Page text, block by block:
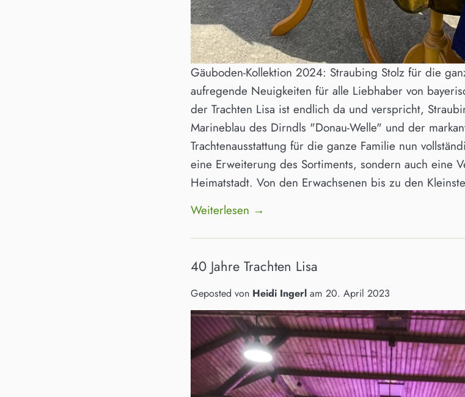
Gäuboden-Kollektion 2024: Straubing Stolz für die
aufregende Neuigkeiten für alle Liebhaber von
der Trachten Lisa ist endlich da und verspricht,
Marineblau des Dirndls "Donau-Welle" und der
Trachtenausstattung für die ganze Familie nun
eine Erweiterung des Sortiments, sondern auch eine
Heimatstadt. Von den Erwachsenen bis zu den
Weiterlesen →
40 Jahre Trachten Lisa
Geposted von Heidi Ingerl am 20. April 2023